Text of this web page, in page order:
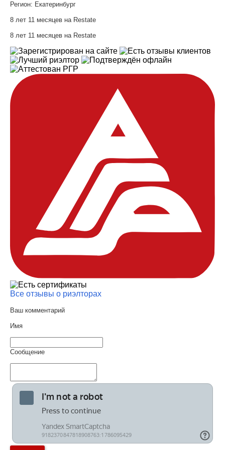
Регион: Екатеринбург
8 лет 11 месяцев на Restate
8 лет 11 месяцев на Restate
Все отзывы о риэлторах
Ваш комментарий
Имя
Сообщение